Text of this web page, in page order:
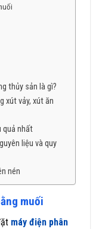
thủy sản là gì?
xút vảy, xút ăn
quả nhất
liệu và quy
nén
muối
máy điện phân